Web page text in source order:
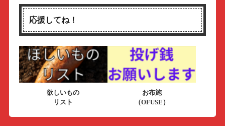
応援してね！
欲しいもの
リスト
お布施
（OFUSE）